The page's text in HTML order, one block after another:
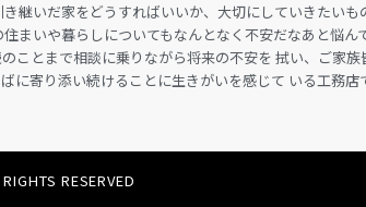
いだ家をどうすればいいか、大切にしていきたいも
まいや暮らしについてもなんとなく不安だなあと悩ん
とまで相談に乗りながら将来の不安を 拭い、ご家族
寄り添い続けることに生きがいを感じて いる工務店
RESERVED